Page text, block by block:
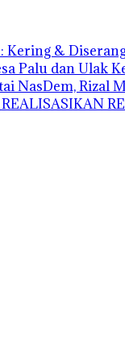
&
Palu dan Ulak
NasDem,